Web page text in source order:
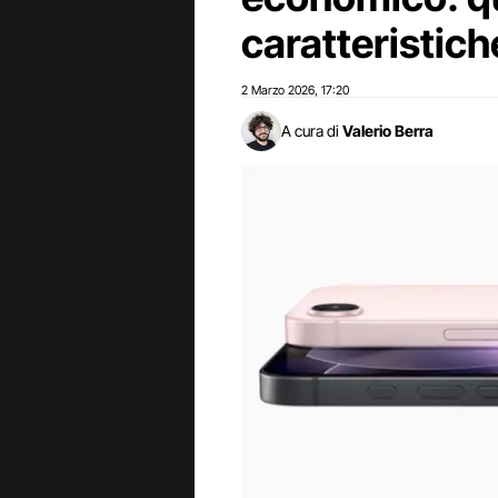
2 Marzo 2026 17:20
A cura di Valerio Berra